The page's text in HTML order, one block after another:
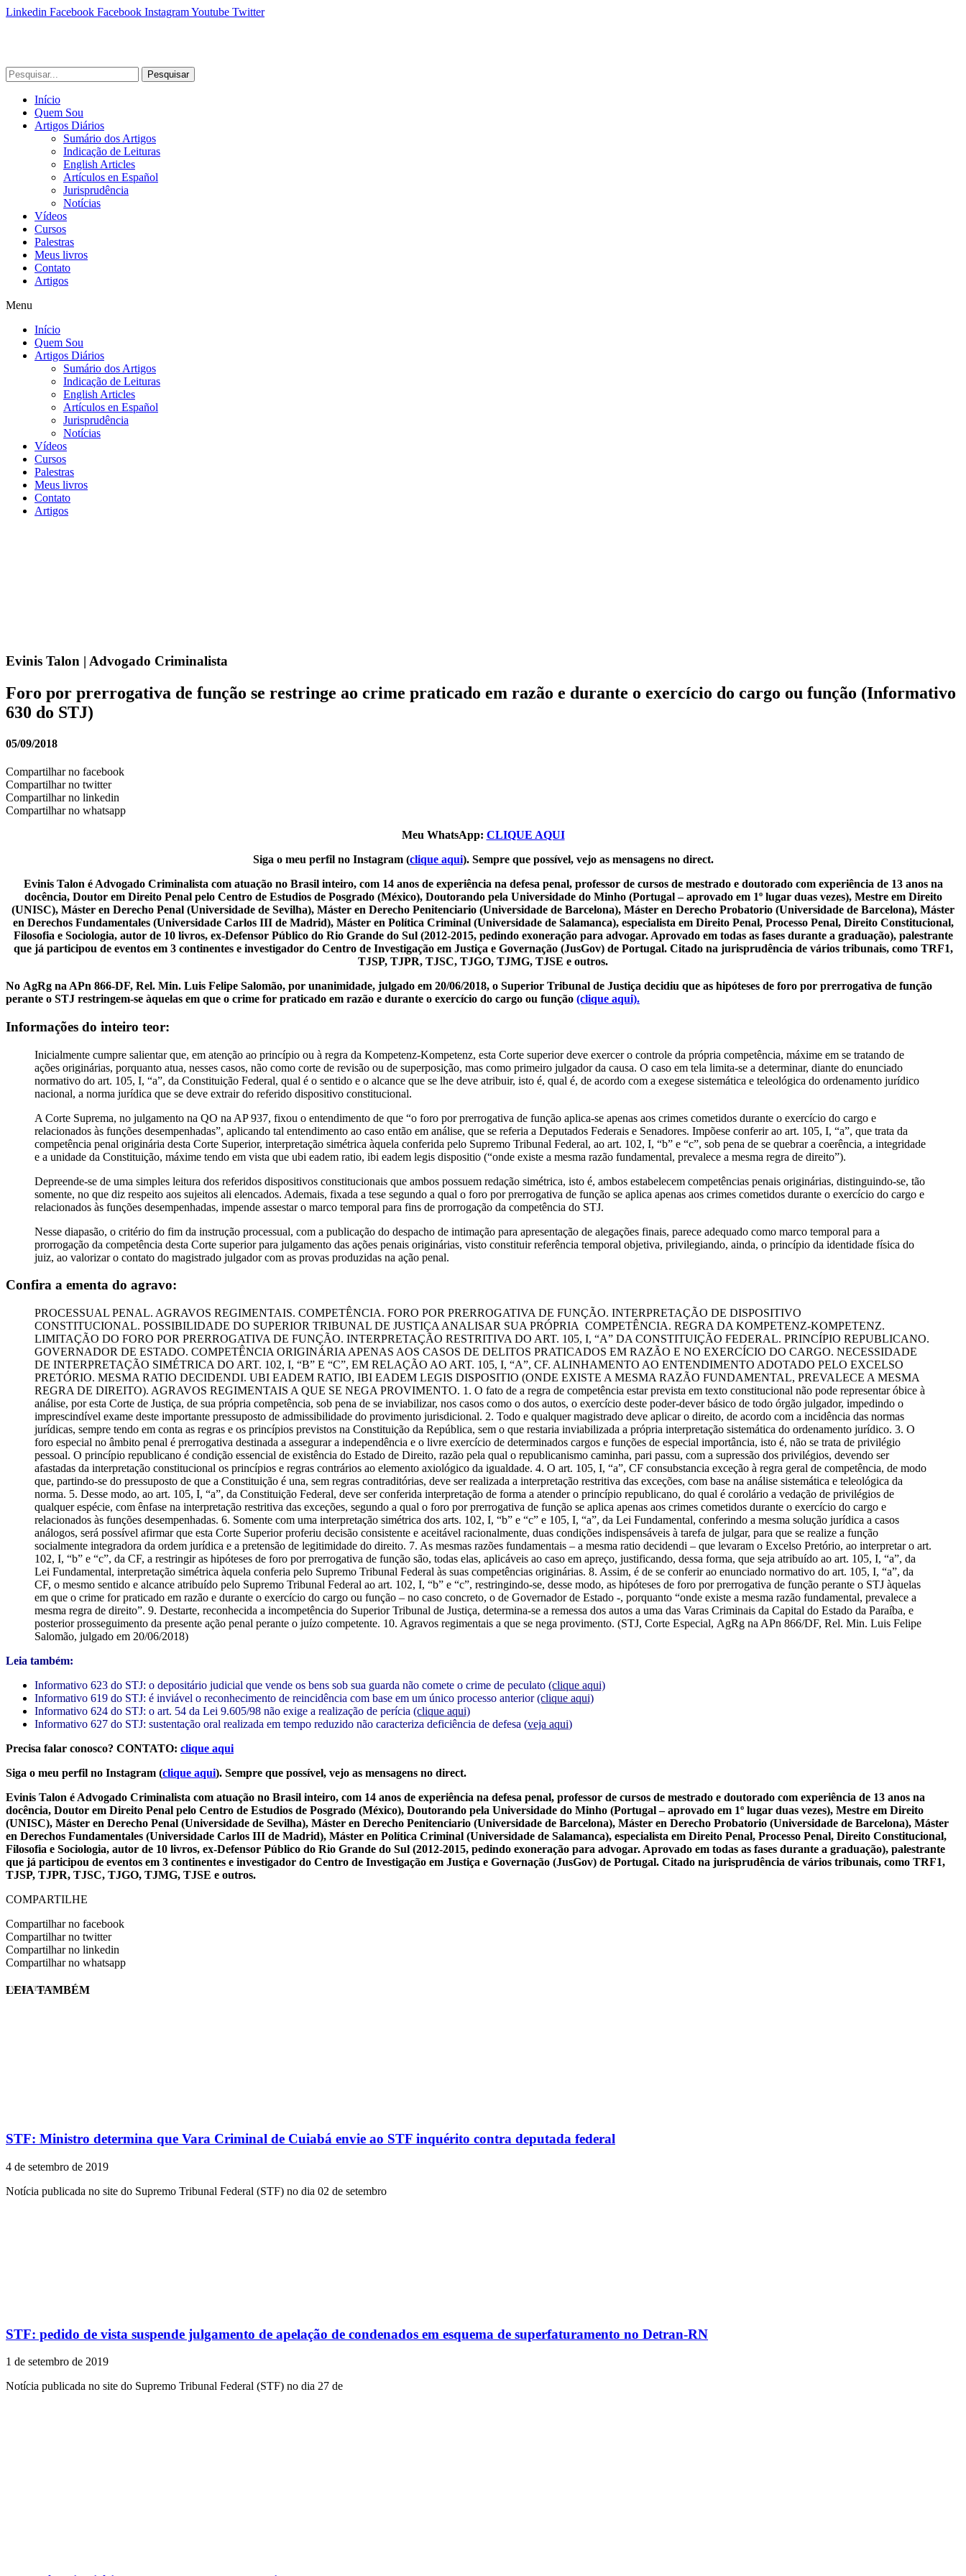
Linkedin Facebook Facebook InstagramYoutube Twitter
Pesquisar
Início
Quem Sou
Artigos Diários
Sumário dos Artigos
Indicação de Leituras
English Articles
Artículos en Español
Jurisprudência
Notícias
Vídeos
Cursos
Palestras
Meus livros
Contato
Artigos
Menu
Início
Quem Sou
Artigos Diários
Sumário dos Artigos
Indicação de Leituras
English Articles
Artículos en Español
Jurisprudência
Notícias
Vídeos
Cursos
Palestras
Meus livros
Contato
Artigos
Evinis Talon | Advogado Criminalista
Foro por prerrogativa de função se restringe ao crime praticado em razão e durante o exercício do cargo ou função (Informativo
630 do STJ)
05/09/2018
Compartilhar no facebook
Compartilhar no twitter
Compartilhar no linkedin
Compartilhar no whatsapp
Meu WhatsApp: CLIQUE AQUI
Siga o meu perfil no Instagram (clique aqui). Sempre que possível, vejo as mensagens no direct.
Evinis Talon é Advogado Criminalista com atuação no Brasil inteiro, com 14 anos de experiência na defesa penal, professor de cursos de mestrado e doutorado com experiência de 13 anos na
docência, Doutor em Direito Penal pelo Centro de Estudios de Posgrado (México), Doutorando pela Universidade do Minho (Portugal – aprovado em 1º lugar duas vezes), Mestre em Direito
(UNISC), Máster en Derecho Penal (Universidade de Sevilha), Máster en Derecho Penitenciario (Universidade de Barcelona), Máster en Derecho Probatorio (Universidade de Barcelona), Máster
en Derechos Fundamentales (Universidade Carlos III de Madrid), Máster en Política Criminal (Universidade de Salamanca), especialista em Direito Penal, Processo Penal, Direito Constitucional,
Filosofia e Sociologia, autor de 10 livros, ex-Defensor Público do Rio Grande do Sul (2012-2015, pedindo exoneração para advogar. Aprovado em todas as fases durante a graduação), palestrante
que já participou de eventos em 3 continentes e investigador do Centro de Investigação em Justiça e Governação (JusGov) de Portugal. Citado na jurisprudência de vários tribunais, como TRF1,
TJSP, TJPR, TJSC, TJGO, TJMG, TJSE e outros.
No AgRg na APn 866-DF, Rel. Min. Luis Felipe Salomão, por unanimidade, julgado em 20/06/2018, o Superior Tribunal de Justiça decidiu que as hipóteses de foro por prerrogativa de função
perante o STJ restringem-se àquelas em que o crime for praticado em razão e durante o exercício do cargo ou função (clique aqui).
Informações do inteiro teor:
Inicialmente cumpre salientar que, em atenção ao princípio ou à regra da Kompetenz-Kompetenz, esta Corte superior deve exercer o controle da própria competência, máxime em se tratando de
ações originárias, porquanto atua, nesses casos, não como corte de revisão ou de superposição, mas como primeiro julgador da causa. O caso em tela limita-se a determinar, diante do enunciado
normativo do art. 105, I, “a”, da Constituição Federal, qual é o sentido e o alcance que se lhe deve atribuir, isto é, qual é, de acordo com a exegese sistemática e teleológica do ordenamento jurídico
nacional, a norma jurídica que se deve extrair do referido dispositivo constitucional.
A Corte Suprema, no julgamento na QO na AP 937, fixou o entendimento de que “o foro por prerrogativa de função aplica-se apenas aos crimes cometidos durante o exercício do cargo e
relacionados às funções desempenhadas”, aplicando tal entendimento ao caso então em análise, que se referia a Deputados Federais e Senadores. Impõese conferir ao art. 105, I, “a”, que trata da
competência penal originária desta Corte Superior, interpretação simétrica àquela conferida pelo Supremo Tribunal Federal, ao art. 102, I, “b” e “c”, sob pena de se quebrar a coerência, a integridade
e a unidade da Constituição, máxime tendo em vista que ubi eadem ratio, ibi eadem legis dispositio (“onde existe a mesma razão fundamental, prevalece a mesma regra de direito”).
Depreende-se de uma simples leitura dos referidos dispositivos constitucionais que ambos possuem redação simétrica, isto é, ambos estabelecem competências penais originárias, distinguindo-se, tão
somente, no que diz respeito aos sujeitos ali elencados. Ademais, fixada a tese segundo a qual o foro por prerrogativa de função se aplica apenas aos crimes cometidos durante o exercício do cargo e
relacionados às funções desempenhadas, impende assestar o marco temporal para fins de prorrogação da competência do STJ.
Nesse diapasão, o critério do fim da instrução processual, com a publicação do despacho de intimação para apresentação de alegações finais, parece adequado como marco temporal para a
prorrogação da competência desta Corte superior para julgamento das ações penais originárias, visto constituir referência temporal objetiva, privilegiando, ainda, o princípio da identidade física do
juiz, ao valorizar o contato do magistrado julgador com as provas produzidas na ação penal.
Confira a ementa do agravo:
PROCESSUAL PENAL. AGRAVOS REGIMENTAIS. COMPETÊNCIA. FORO POR PRERROGATIVA DE FUNÇÃO. INTERPRETAÇÃO DE DISPOSITIVO
CONSTITUCIONAL. POSSIBILIDADE DO SUPERIOR TRIBUNAL DE JUSTIÇA ANALISAR SUA PRÓPRIA COMPETÊNCIA. REGRA DA KOMPETENZ-KOMPETENZ.
LIMITAÇÃO DO FORO POR PRERROGATIVA DE FUNÇÃO. INTERPRETAÇÃO RESTRITIVA DO ART. 105, I, “A” DA CONSTITUIÇÃO FEDERAL. PRINCÍPIO REPUBLICANO.
GOVERNADOR DE ESTADO. COMPETÊNCIA ORIGINÁRIA APENAS AOS CASOS DE DELITOS PRATICADOS EM RAZÃO E NO EXERCÍCIO DO CARGO. NECESSIDADE
DE INTERPRETAÇÃO SIMÉTRICA DO ART. 102, I, “B” E “C”, EM RELAÇÃO AO ART. 105, I, “A”, CF. ALINHAMENTO AO ENTENDIMENTO ADOTADO PELO EXCELSO
PRETÓRIO. MESMA RATIO DECIDENDI. UBI EADEM RATIO, IBI EADEM LEGIS DISPOSITIO (ONDE EXISTE A MESMA RAZÃO FUNDAMENTAL, PREVALECE A MESMA
REGRA DE DIREITO). AGRAVOS REGIMENTAIS A QUE SE NEGA PROVIMENTO. 1. O fato de a regra de competência estar prevista em texto constitucional não pode representar óbice à
análise, por esta Corte de Justiça, de sua própria competência, sob pena de se inviabilizar, nos casos como o dos autos, o exercício deste poder-dever básico de todo órgão julgador, impedindo o
imprescindível exame deste importante pressuposto de admissibilidade do provimento jurisdicional. 2. Todo e qualquer magistrado deve aplicar o direito, de acordo com a incidência das normas
jurídicas, sempre tendo em conta as regras e os princípios previstos na Constituição da República, sem o que restaria inviabilizada a própria interpretação sistemática do ordenamento jurídico. 3. O
foro especial no âmbito penal é prerrogativa destinada a assegurar a independência e o livre exercício de determinados cargos e funções de especial importância, isto é, não se trata de privilégio
pessoal. O princípio republicano é condição essencial de existência do Estado de Direito, razão pela qual o republicanismo caminha, pari passu, com a supressão dos privilégios, devendo ser
afastadas da interpretação constitucional os princípios e regras contrários ao elemento axiológico da igualdade. 4. O art. 105, I, “a”, CF consubstancia exceção à regra geral de competência, de modo
que, partindo-se do pressuposto de que a Constituição é una, sem regras contraditórias, deve ser realizada a interpretação restritiva das exceções, com base na análise sistemática e teleológica da
norma. 5. Desse modo, ao art. 105, I, “a”, da Constituição Federal, deve ser conferida interpretação de forma a atender o princípio republicano, do qual é corolário a vedação de privilégios de
qualquer espécie, com ênfase na interpretação restritiva das exceções, segundo a qual o foro por prerrogativa de função se aplica apenas aos crimes cometidos durante o exercício do cargo e
relacionados às funções desempenhadas. 6. Somente com uma interpretação simétrica dos arts. 102, I, “b” e “c” e 105, I, “a”, da Lei Fundamental, conferindo a mesma solução jurídica a casos
análogos, será possível afirmar que esta Corte Superior proferiu decisão consistente e aceitável racionalmente, duas condições indispensáveis à tarefa de julgar, para que se realize a função
socialmente integradora da ordem jurídica e a pretensão de legitimidade do direito. 7. As mesmas razões fundamentais – a mesma ratio decidendi – que levaram o Excelso Pretório, ao interpretar o art.
102, I, “b” e “c”, da CF, a restringir as hipóteses de foro por prerrogativa de função são, todas elas, aplicáveis ao caso em apreço, justificando, dessa forma, que seja atribuído ao art. 105, I, “a”, da
Lei Fundamental, interpretação simétrica àquela conferia pelo Supremo Tribunal Federal às suas competências originárias. 8. Assim, é de se conferir ao enunciado normativo do art. 105, I, “a”, da
CF, o mesmo sentido e alcance atribuído pelo Supremo Tribunal Federal ao art. 102, I, “b” e “c”, restringindo-se, desse modo, as hipóteses de foro por prerrogativa de função perante o STJ àquelas
em que o crime for praticado em razão e durante o exercício do cargo ou função – no caso concreto, o de Governador de Estado -, porquanto “onde existe a mesma razão fundamental, prevalece a
mesma regra de direito”. 9. Destarte, reconhecida a incompetência do Superior Tribunal de Justiça, determina-se a remessa dos autos a uma das Varas Criminais da Capital do Estado da Paraíba, e
posterior prosseguimento da presente ação penal perante o juízo competente. 10. Agravos regimentais a que se nega provimento. (STJ, Corte Especial, AgRg na APn 866/DF, Rel. Min. Luis Felipe
Salomão, julgado em 20/06/2018)
Leia também:
Informativo 623 do STJ: o depositário judicial que vende os bens sob sua guarda não comete o crime de peculato (clique aqui)
Informativo 619 do STJ: é inviável o reconhecimento de reincidência com base em um único processo anterior(clique aqui)
Informativo 624 do STJ: o art. 54 da Lei 9.605/98 não exige a realização de perícia (clique aqui)
Informativo 627 do STJ: sustentação oral realizada em tempo reduzido não caracteriza deficiência de defesa (veja aqui)
Precisa falar conosco? CONTATO: clique aqui
Siga o meu perfil no Instagram (clique aqui). Sempre que possível, vejo as mensagens no direct.
Evinis Talon é Advogado Criminalista com atuação no Brasil inteiro, com 14 anos de experiência na defesa penal, professor de cursos de mestrado e doutorado com experiência de 13 anos na
docência, Doutor em Direito Penal pelo Centro de Estudios de Posgrado (México), Doutorando pela Universidade do Minho (Portugal – aprovado em 1º lugar duas vezes), Mestre em Direito
(UNISC), Máster en Derecho Penal (Universidade de Sevilha), Máster en Derecho Penitenciario (Universidade de Barcelona), Máster en Derecho Probatorio (Universidade de Barcelona), Máster
en Derechos Fundamentales (Universidade Carlos III de Madrid), Máster en Política Criminal (Universidade de Salamanca), especialista em Direito Penal, Processo Penal, Direito Constitucional,
Filosofia e Sociologia, autor de 10 livros, ex-Defensor Público do Rio Grande do Sul (2012-2015, pedindo exoneração para advogar. Aprovado em todas as fases durante a graduação), palestrante
que já participou de eventos em 3 continentes e investigador do Centro de Investigação em Justiça e Governação (JusGov) de Portugal. Citado na jurisprudência de vários tribunais, como TRF1,
TJSP, TJPR, TJSC, TJGO, TJMG, TJSE e outros.
COMPARTILHE
Compartilhar no facebook
Compartilhar no twitter
Compartilhar no linkedin
Compartilhar no whatsapp
EVINIS TALON
LEIA TAMBÉM
STF: Ministro determina que Vara Criminal de Cuiabá envie ao STF inquérito contra deputada federal
4 de setembro de 2019
Notícia publicada no site do Supremo Tribunal Federal (STF) no dia 02 de setembro
STF: pedido de vista suspende julgamento de apelação de condenados em esquema de superfaturamento no Detran-RN
1 de setembro de 2019
Notícia publicada no site do Supremo Tribunal Federal (STF) no dia 27 de